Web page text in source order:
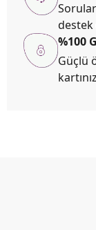
%100
Güçlü